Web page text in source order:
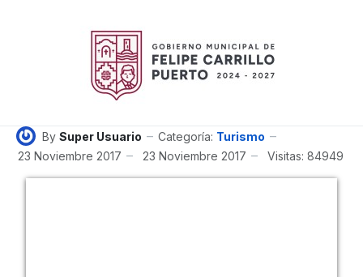
By Super Usuario Categoría: Turismo
23 Noviembre 2017
23 Noviembre 2017 Visitas: 84949